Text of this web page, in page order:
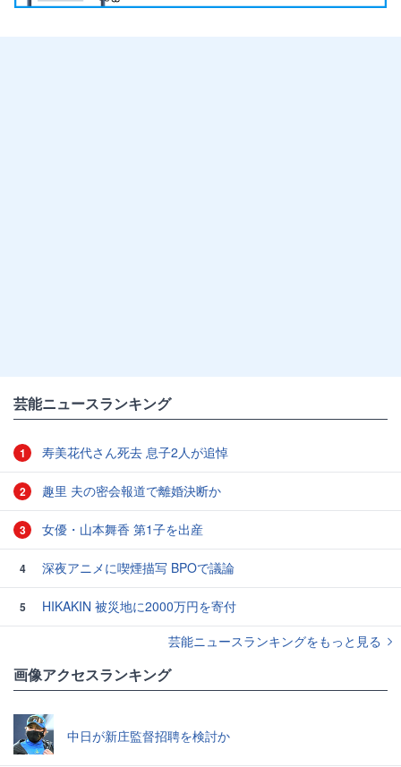
芸能ニュースランキング
1 寿美花代さん死去 息子2人が追悼
2 趣里 夫の密会報道で離婚決断か
3 女優・山本舞香 第1子を出産
4 深夜アニメに喫煙描写 BPOで議論
5
HIKAKIN 被災地に2000万円を寄付
芸能ニュースランキングをもっと見る
画像アクセスランキング
中日が新庄監督招聘を検討か